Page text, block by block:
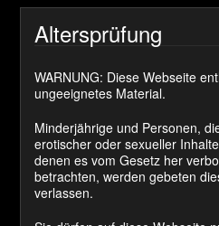
Kategorie(n):Gangbang? Ich
Gesichtsbesamung,
Kommentare
brazzo...
Altersprüfung
WARNUNG: Diese Webseite
ungeeignetes Material.
Minderjährige und Personen,
erotischer oder sexueller
denen es vom Gesetz her
betrachten, werden gebeten
verlassen.